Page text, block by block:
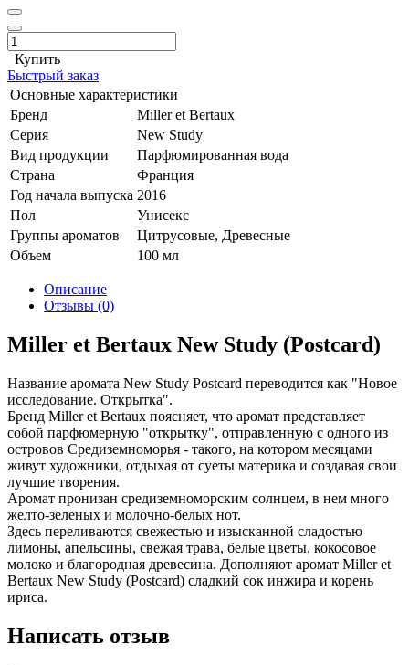
Купить
Быстрый заказ
Основные характеристики
Бренд
Miller et Bertaux
Серия
New Study
Вид продукции
Парфюмированная вода
Страна
Франция
Год начала выпуска 2016
Пол
Унисекс
Группы ароматов
Цитрусовые, Древесные
Объем
100 мл
Описание
Отзывы (0)
Miller et Bertaux New Study (Postcard)
Название аромата New Study Postcard переводится как "Новое
исследование. Открытка".
Бренд Miller et Bertaux поясняет, что аромат представляет
собой парфюмерную "открытку", отправленную с одного из
островов Средиземноморья - такого, на котором месяцами
живут художники, отдыхая от суеты материка и создавая свои
лучшие творения.
Аромат пронизан средиземноморским солнцем, в нем много
желто-зеленых и молочно-белых нот.
Здесь переливаются свежестью и изысканной сладостью
лимоны, апельсины, свежая трава, белые цветы, кокосовое
молоко и благородная древесина. Дополняют аромат Miller et
Bertaux New Study (Postcard) сладкий сок инжира и корень
ириса.
Написать отзыв